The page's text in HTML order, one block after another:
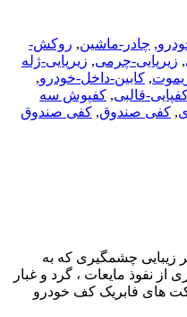
, چادر-ماشین, روکش-
, زیرپایی-چرمی, زیرپایی-ژله
, کابین-داخل-خودرو,
قالبی, کفپوش سه
, کفی صندوق, کفی صندوق
زیبایی چشمگیری که به
از نفوذ مایعات ، گرد و غبار
های فابریک کف خودرو